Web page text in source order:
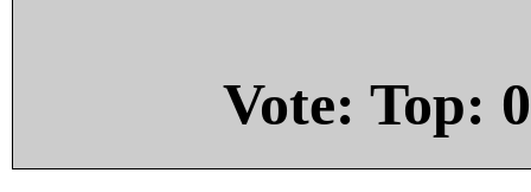
Vote: Top: 0